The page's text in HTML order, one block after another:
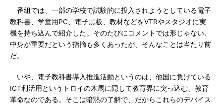
番組では、一部の学校で試験的に投入されようとしている電子
教科書、学童用PC、電子黒板、教材などをVTRやスタジオに実
機を持ち込んで紹介した。そのたびにコメントでは形じゃない、
中身が重要だという指摘も多くあったが、そんなことは当たり前
だ。
いや、電子教科書導入推進活動というのは、他国に負けている
ICT利活用というトロイの木馬に隠して教育界に突っ込む、教育
革命なのである。そこは暗黙の了解で、だからこれらのデバイス